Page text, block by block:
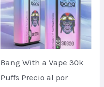
Bang With a Vape 30k
Puffs Precio al por